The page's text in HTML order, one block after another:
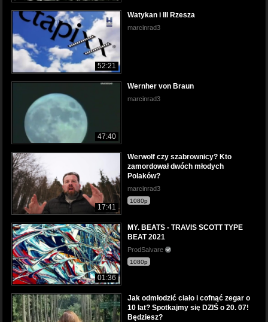
52:21
Watykan i III Rzesza
marcinrad3
47:40
Wernher von Braun
marcinrad3
17:41
Werwolf czy szabrownicy? Kto
zamordował dwóch młodych
Polaków?
marcinrad3
1080p
01:36
MY. BEATS - TRAVIS SCOTT TYPE
BEAT 2021
ProdSalvare
1080p
Jak odmłodzić ciało i cofnąć zegar o
10 lat? Spotkajmy się DZIŚ o 20. 07!
Będziesz?